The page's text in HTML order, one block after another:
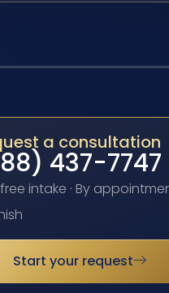
a consultation
437-7747
intake · By
Start your request